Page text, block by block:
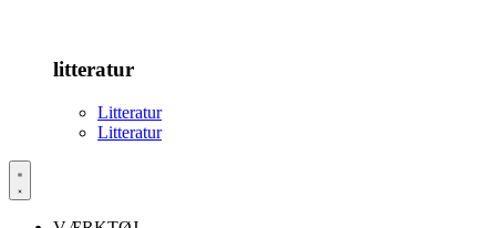
litteratur
Litteratur
Litteratur